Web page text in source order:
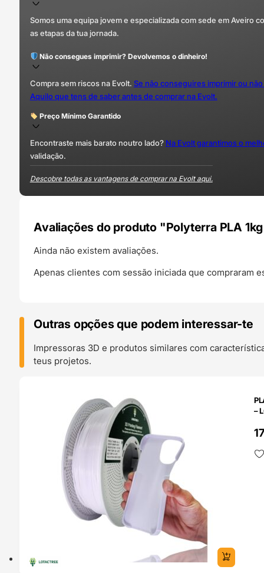
Somos uma equipa jovem e especializada com sede em Aveiro
as etapas da tua jornada.
Não consegues imprimir? Devolvemos o dinheiro!
Compra sem riscos na Evolt. Se não conseguires imprimir ou
Aquilo que tens de saber antes de comprar na Evolt.
Preço Mínimo Garantido
Encontraste mais barato noutro lado? Na Evolt garantimos o
validação.
Descobre todas as vantagens de comprar na Evolt aqui.
Avaliações do produto "Polyterra PLA
Ainda não existem avaliações.
Apenas clientes com sessão iniciada que compraram
Outras opções que podem interessar-te
Impressoras 3D e produtos similares com
teus projetos.
–